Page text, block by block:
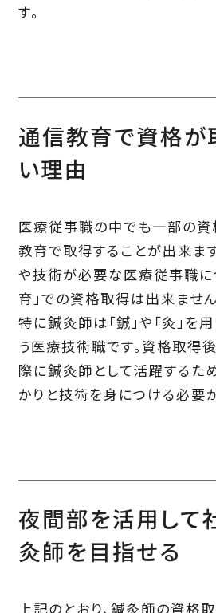
す。
通信教育で資格が
い理由
医療従事職の中でも一部の
教育で取得することが出来ま
や技術が必要な医療従事職に
育」での資格取得は出来ません
特に鍼灸師は「鍼」や「灸」を
う医療技術職です。資格取得
際に鍼灸師として活躍するた
かりと技術を身につける必要
夜間部を活用して
灸師を目指せる
上記のとおり、鍼灸師の資格